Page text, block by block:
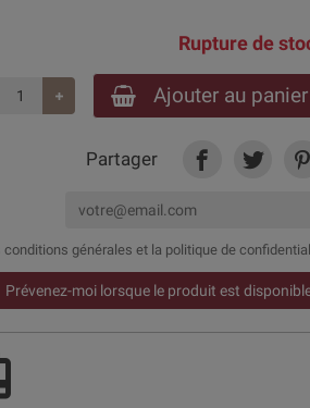
Rupture de
Ajouter au panier
Partager
conditions générales et la politique de
Prévenez-moi lorsque le produit est